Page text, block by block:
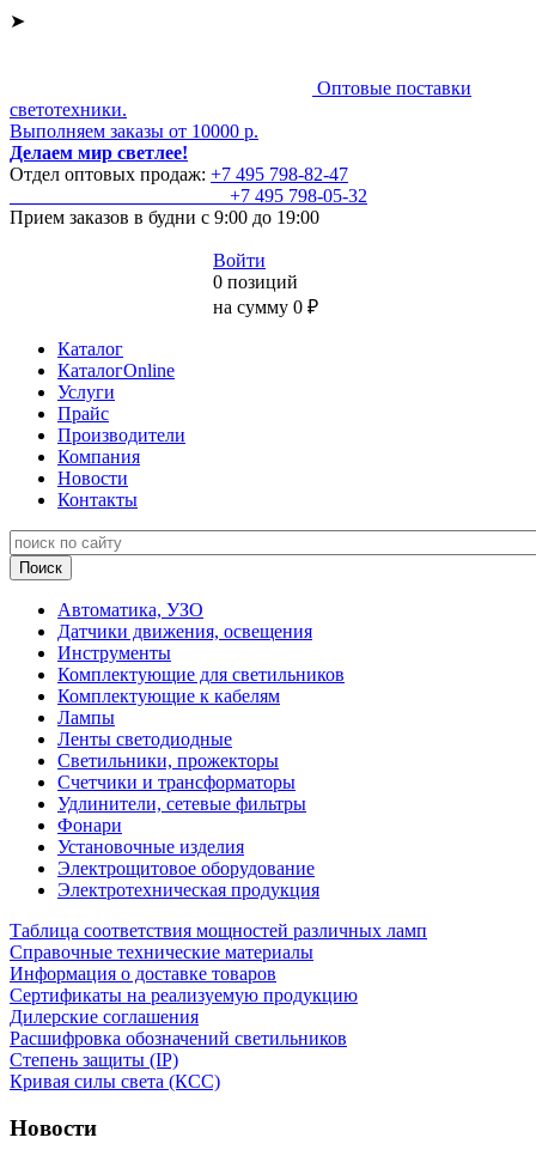
➤
Оптовые поставки
светотехники.
Выполняем заказы от 10000 р.
Делаем мир светлее!
Отдел оптовых продаж: +7 495 798-82-47
+7 495 798-05-32
Прием заказов в будни с 9:00 до 19:00
Войти
0 позиций
на сумму 0 ₽
Каталог
КаталогOnline
Услуги
Прайс
Производители
Компания
Новости
Контакты
Автоматика, УЗО
Датчики движения, освещения
Инструменты
Комплектующие для светильников
Комплектующие к кабелям
Лампы
Ленты светодиодные
Светильники, прожекторы
Счетчики и трансформаторы
Удлинители, сетевые фильтры
Фонари
Установочные изделия
Электрощитовое оборудование
Электротехническая продукция
Таблица соответствия мощностей различных ламп
Справочные технические материалы
Информация о доставке товаров
Сертификаты на реализуемую продукцию
Дилерские соглашения
Расшифровка обозначений светильников
Степень защиты (IP)
Кривая силы света (КСС)
Новости